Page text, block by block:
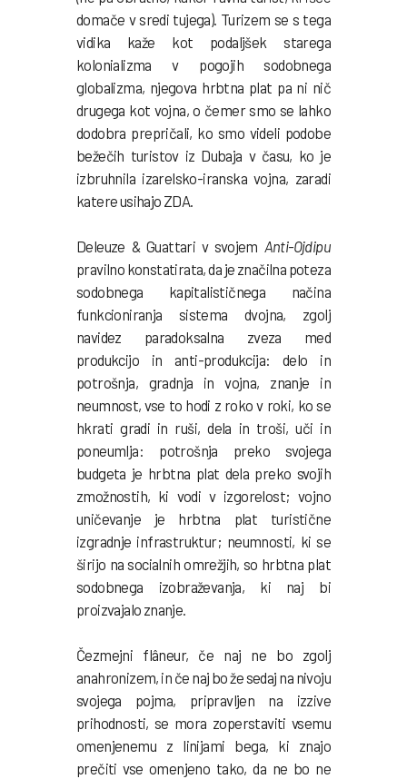
domače v sredi tujega). Turizem se s tega
vidika kaže kot podaljšek starega
kolonializma v pogojih sodobnega
globalizma, njegova hrbtna plat pa ni nič
drugega kot vojna, o čemer smo se lahko
dodobra prepričali, ko smo videli podobe
bežečih turistov iz Dubaja v času, ko je
izbruhnila izarelsko-iranska vojna, zaradi
katere usihajo ZDA.
Deleuze & Guattari v svojem Anti-Ojdipu
pravilno konstatirata, da je značilna poteza
sodobnega kapitalističnega načina
funkcioniranja sistema dvojna, zgolj
navidez paradoksalna zveza med
produkcijo in anti-produkcija: delo in
potrošnja, gradnja in vojna, znanje in
neumnost, vse to hodi z roko v roki, ko se
hkrati gradi in ruši, dela in troši, uči in
poneumlja: potrošnja preko svojega
budgeta je hrbtna plat dela preko svojih
zmožnostih, ki vodi v izgorelost; vojno
uničevanje je hrbtna plat turistične
izgradnje infrastruktur; neumnosti, ki se
širijo na socialnih omrežjih, so hrbtna plat
sodobnega izobraževanja, ki naj bi
proizvajalo znanje.
Čezmejni flâneur, če naj ne bo zgolj
anahronizem, in če naj bo že sedaj na nivoju
svojega pojma, pripravljen na izzive
prihodnosti, se mora zoperstaviti vsemu
omenjenemu z linijami bega, ki znajo
prečiti vse omenjeno tako, da ne bo ne